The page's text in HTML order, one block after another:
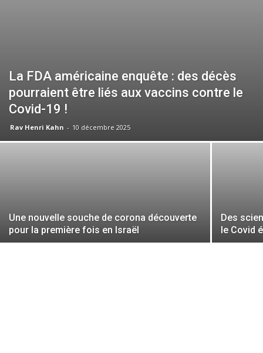
La FDA américaine enquête : des décès
pourraient être liés aux vaccins contre le
Covid-19 !
Rav Henri Kahn - 10 décembre 2025
Une nouvelle souche de corona découverte
pour la première fois en Israël
Des
le Covid